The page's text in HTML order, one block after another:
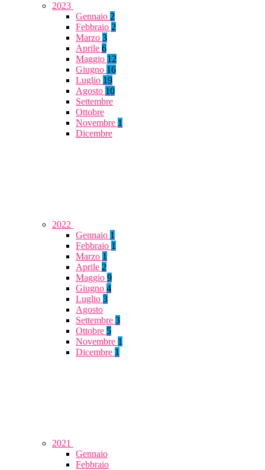
2023
Gennaio 2
Febbraio 2
Marzo 3
Aprile 6
Maggio 12
Giugno 16
Luglio 19
Agosto 10
Settembre
Ottobre
Novembre 1
Dicembre
2022
Gennaio 1
Febbraio 1
Marzo 1
Aprile 2
Maggio 9
Giugno 4
Luglio 3
Agosto
Settembre 3
Ottobre 5
Novembre 1
Dicembre 1
2021
Gennaio
Febbraio